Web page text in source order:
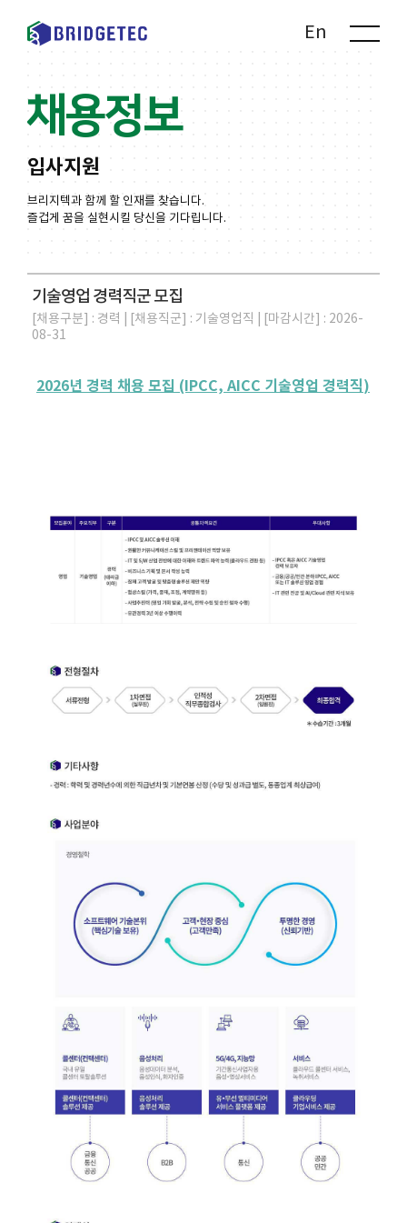
En
채용정보
입사지원
브리지텍과 함께 할 인재를 찾습니다.
즐겁게 꿈을 실현시킬 당신을 기다립니다.
기술영업 경력직군 모집
[채용구분] : 경력 | [채용직군] : 기술영업직 | [마감시간] : 2026-
08-31
2026년 경력 채용 모집 (IPCC, AICC 기술영업 경력직)